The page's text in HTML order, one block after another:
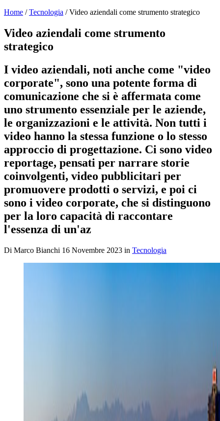
Home / Tecnologia / Video aziendali come strumento strategico
Video aziendali come strumento
strategico
I video aziendali, noti anche come "video
corporate", sono una potente forma di
comunicazione che si è affermata come
uno strumento essenziale per le aziende,
le organizzazioni e le attività. Non tutti i
video hanno la stessa funzione o lo stesso
approccio di progettazione. Ci sono video
reportage, pensati per narrare storie
coinvolgenti, video pubblicitari per
promuovere prodotti o servizi, e poi ci
sono i video corporate, che si distinguono
per la loro capacità di raccontare
l'essenza di un'az
Di Marco Bianchi 16 Novembre 2023 in Tecnologia